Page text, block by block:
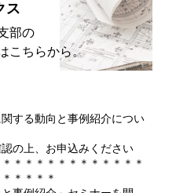
ス
部の
こちらから。
する動向と事例紹介につい
の上、お申込みください
＊＊＊＊＊＊＊＊＊＊＊＊
＊＊＊＊